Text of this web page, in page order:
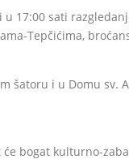
u 17:00 sati
Tepčićima,
šatoru i u Domu
bogat kulturno-